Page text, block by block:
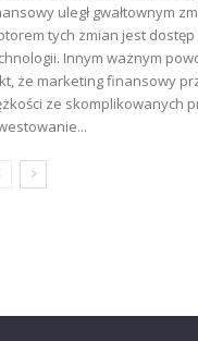
uległ gwałtownym
tych zmian jest
Innym ważnym
że marketing finansowy
ze skomplikowanych